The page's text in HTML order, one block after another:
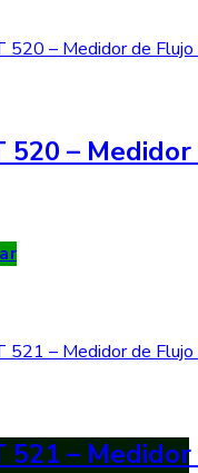
520 –
521 –